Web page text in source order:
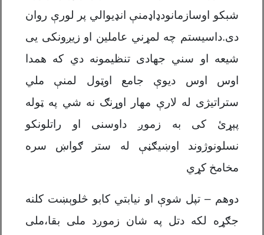
شبکو اوسازمانودډاډمنې انډیوالي پر لورې روان
دی.داسیستم چه لمړني عاملین او زیږونکی یی
شیعه او سني جهادی تنظیمونه دي که همدا
اوس اوس دیوې جامع اوټول لمنې ملي
ستراتیژی له لارې مهار اوړنګ نه شي په ټوله
پېړئ کی به زموږ داوسنی او راتلونکو
نسلونوژوند اوښیګڼې له ستر ګواښ سره
مخامخ کړي
دوهم – تپل شوې او نیابتي کابو څلوېښت کلنه
جګړه لکه دتل په شان زموږد ملی بقا،ملی